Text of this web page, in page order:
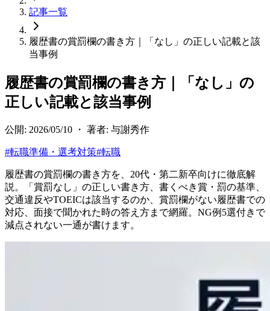
記事一覧
履歴書の賞罰欄の書き方｜「なし」の正しい記載と該
当事例
履歴書の賞罰欄の書き方｜「なし」の
正しい記載と該当事例
公開: 2026/05/10 ・ 著者: 与謝秀作
#転職準備・選考対策#転職
履歴書の賞罰欄の書き方を、20代・第二新卒向けに徹底解
説。「賞罰なし」の正しい書き方、書くべき賞・罰の基準、
交通違反やTOEICは該当するのか、賞罰欄がない履歴書での
対応、面接で聞かれた時の答え方まで網羅。NG例5選付きで
減点されない一通が書けます。